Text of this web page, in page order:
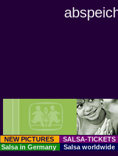
NEW PICTURES
SALSA-
Salsa in Germany Salsa worldwide